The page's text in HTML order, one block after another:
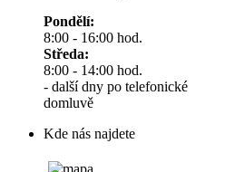
Pondělí:
8:00 - 16:00 hod.
Středa:
8:00 - 14:00 hod.
- další dny po telefonické
domluvě
Kde nás najdete